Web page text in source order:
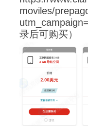
moviles/
录后可购买）